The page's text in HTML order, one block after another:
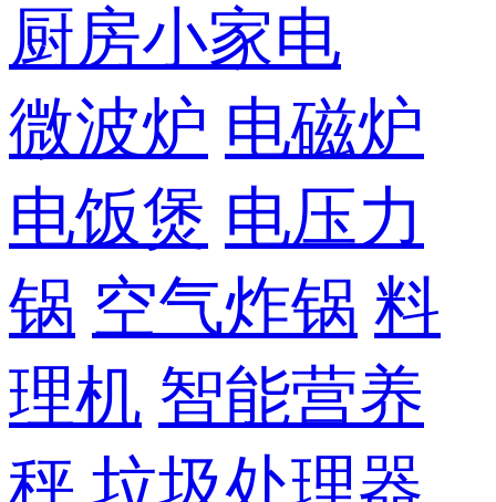
厨房小家电
微波炉 电磁炉
电饭煲 电压力
锅 空气炸锅 料
理机 智能营养
秤 垃圾处理器